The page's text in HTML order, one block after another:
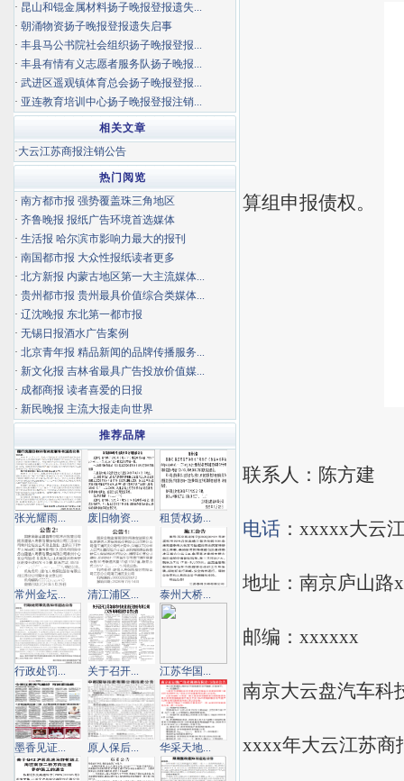
算组申报债权。
联系人：陈方建
电话 ：xxxxx大云
地址：南京庐山路
邮编：xxxxxx
南京大云盘汽车科
xxxx年大云江苏商
· 昆山和锟金属材料扬子晚报登报遗失...
· 朝涌物资扬子晚报登报遗失启事
· 丰县马公书院社会组织扬子晚报登报...
· 丰县有情有义志愿者服务队扬子晚报...
· 武进区遥观镇体育总会扬子晚报登报...
· 亚连教育培训中心扬子晚报登报注销...
相关文章
·大云江苏商报注销公告
热门阅览
· 南方都市报 强势覆盖珠三角地区
· 齐鲁晚报 报纸广告环境首选媒体
· 生活报 哈尔滨市影响力最大的报刊
· 南国都市报 大众性报纸读者更多
· 北方新报 内蒙古地区第一大主流媒体...
· 贵州都市报 贵州最具价值综合类媒体...
· 辽沈晚报 东北第一都市报
· 无锡日报酒水广告案例
· 北京青年报 精品新闻的品牌传播服务...
· 新文化报 吉林省最具广告投放价值媒...
· 成都商报 读者喜爱的日报
· 新民晚报 主流大报走向世界
推荐品牌
张光耀雨... 废旧物资... 租赁权扬...
常州金坛... 清江浦区... 泰州大桥...
行政处罚... 关于召开... 江苏华国...
墨香见证... 原人保后... 华采天地...